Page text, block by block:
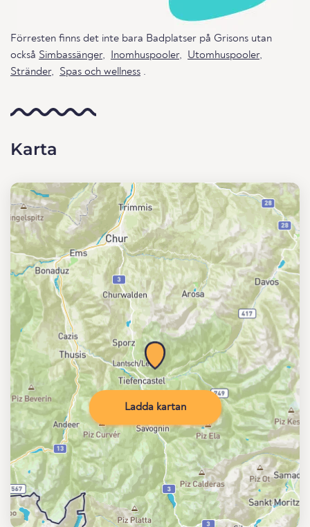
Förresten finns det inte bara Badplatser på Grisons utan
också Simbassänger, Inomhuspooler, Utomhuspooler,
Stränder, Spas och wellness .
Karta
Ladda kartan